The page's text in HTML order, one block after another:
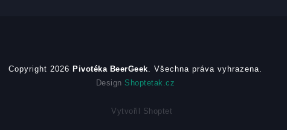
Copyright 2026Pivotéka BeerGeek . Všechna práva vyhrazena.
Design Shoptetak.cz
Vytvořil Shoptet